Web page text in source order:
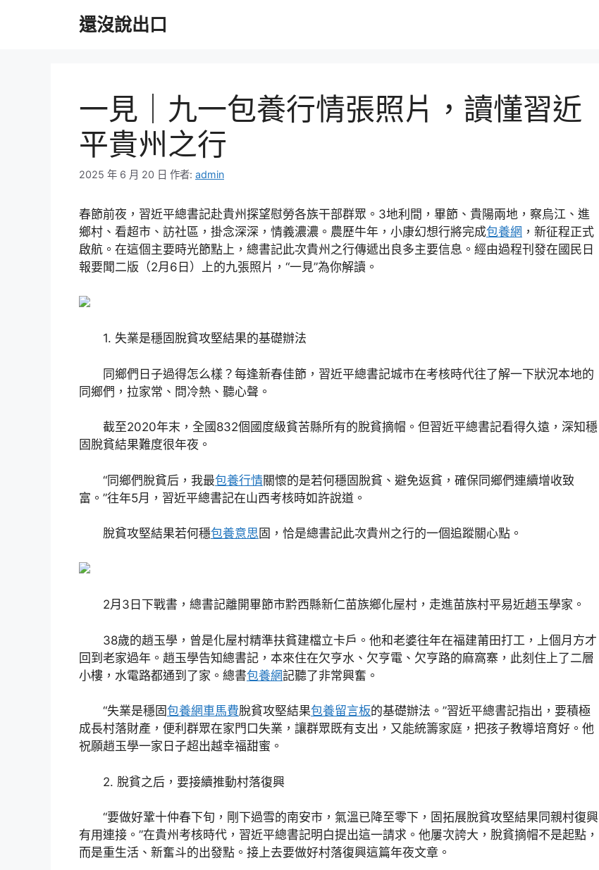
還沒說出口
一見｜九一包養行情張照片，讀懂習近
平貴州之行
2025 年 6 月 20 日 作者: admin
春節前夜，習近平總書記赴貴州探望慰勞各族干部群眾。3地利間，畢節、貴陽兩地，察烏江、進
鄉村、看超市、訪社區，掛念深深，情義濃濃。農歷牛年，小康幻想行將完成包養網 ，新征程正式
啟航。在這個主要時光節點上，總書記此次貴州之行傳遞出良多主要信息。經由過程刊發在國民日
報要聞二版（2月6日）上的九張照片，“一見”為你解讀。
1. 失業是穩固脫貧攻堅結果的基礎辦法
同鄉們日子過得怎么樣？每逢新春佳節，習近平總書記城市在考核時代往了解一下狀況本地的
同鄉們，拉家常、問冷熱、聽心聲。
截至2020年末，全國832個國度級貧苦縣所有的脫貧摘帽。但習近平總書記看得久遠，深知穩
固脫貧結果難度很年夜。
“同鄉們脫貧后，我最包養行情關懷的是若何穩固脫貧、避免返貧，確保同鄉們連續增收致
富。”往年5月，習近平總書記在山西考核時如許說道。
脫貧攻堅結果若何穩包養意思 固，恰是總書記此次貴州之行的一個追蹤關心點。
2月3日下戰書，總書記離開畢節市黔西縣新仁苗族鄉化屋村，走進苗族村平易近趙玉學家。
38歲的趙玉學，曾是化屋村精準扶貧建檔立卡戶。他和老婆往年在福建莆田打工，上個月方才
回到老家過年。趙玉學告知總書記，本來住在欠亨水、欠亨電、欠亨路的麻窩寨，此刻住上了二層
小樓，水電路都通到了家。總書包養網記聽了非常興奮。
“失業是穩固包養網車馬費脫貧攻堅結果包養留言板的基礎辦法。”習近平總書記指出，要積極
成長村落財產，便利群眾在家門口失業，讓群眾既有支出，又能統籌家庭，把孩子教導培育好。他
祝願趙玉學一家日子超出越幸福甜蜜。
2. 脫貧之后，要接續推動村落復興
“要做好鞏十仲春下旬，剛下過雪的南安市，氣溫已降至零下，固拓展脫貧攻堅結果同親村復興
有用連接。”在貴州考核時代，習近平總書記明白提出這一請求。他屢次誇大，脫貧摘帽不是起點，
而是重生活、新奮斗的出發點。接上去要做好村落復興這篇年夜文章。